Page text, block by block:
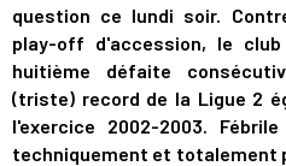
question ce lundi soir.
play-off d'accession, le
huitième défaite
(triste) record de la Ligue 2
l'exercice 2002-2003.
techniquement et totalement